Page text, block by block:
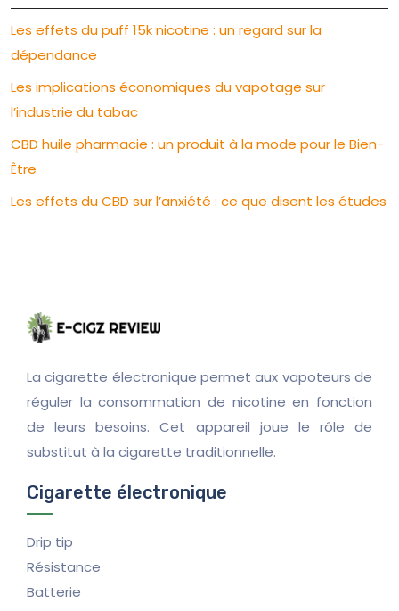
Les effets du puff 15k nicotine : un regard sur la
dépendance
Les implications économiques du vapotage sur
l’industrie du tabac
CBD huile pharmacie : un produit à la mode pour le Bien-
Être
Les effets du CBD sur l’anxiété : ce que disent les études
La cigarette électronique permet aux vapoteurs de
réguler la consommation de nicotine en fonction
de leurs besoins. Cet appareil joue le rôle de
substitut à la cigarette traditionnelle.
Cigarette électronique
Drip tip
Résistance
Batterie